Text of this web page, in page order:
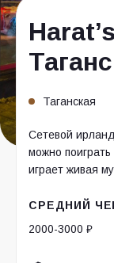
Таганская
Сетевой
можно
играет живая
СРЕДНИЙ
2000-3000 ₽